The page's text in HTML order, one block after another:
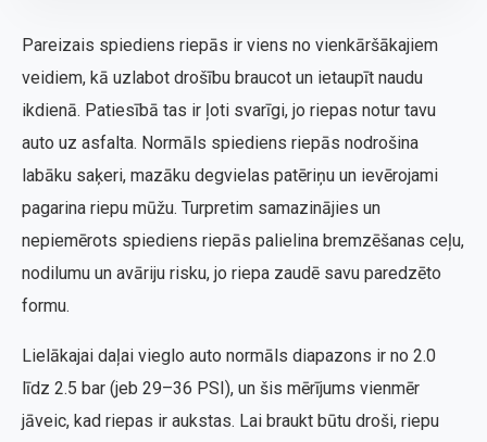
Pareizais spiediens riepās ir viens no vienkāršākajiem
veidiem, kā uzlabot drošību braucot un ietaupīt naudu
ikdienā. Patiesībā tas ir ļoti svarīgi, jo riepas notur tavu
auto uz asfalta. Normāls spiediens riepās nodrošina
labāku saķeri, mazāku degvielas patēriņu un ievērojami
pagarina riepu mūžu. Turpretim samazinājies un
nepiemērots spiediens riepās palielina bremzēšanas ceļu,
nodilumu un avāriju risku, jo riepa zaudē savu paredzēto
formu.
Lielākajai daļai vieglo auto normāls diapazons ir no 2.0
līdz 2.5 bar (jeb 29–36 PSI), un šis mērījums vienmēr
jāveic, kad riepas ir aukstas. Lai braukt būtu droši, riepu